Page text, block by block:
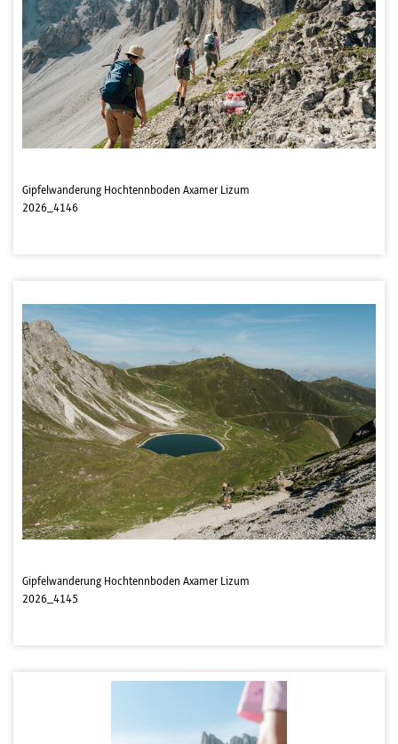
Gipfelwanderung Hochtennboden Axamer Lizum
2026_4146
Gipfelwanderung Hochtennboden Axamer Lizum
2026_4145